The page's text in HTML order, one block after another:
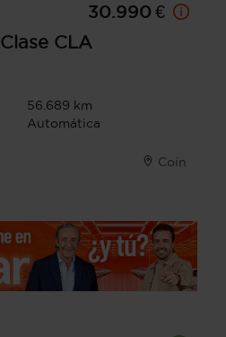
30.990 €
Clase CLA
56.689 km
Automática
Coín